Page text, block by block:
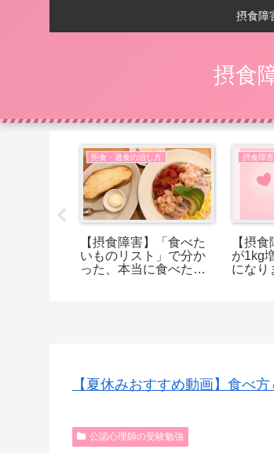
摂食障
摂食
拒食・過食の治し方
【摂食障害】「食べた
いものリスト」で分か
った、本当に食べたか
摂食障
【摂
が1kg
になり
【夏休みおすすめ動画】食べ
公認心理師の受験勉強